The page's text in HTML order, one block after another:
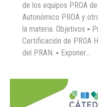
de los equipos PROA
Autonómico PROA y
la materia. Objetivos ▪
Certificación de PROA
del PRAN. ▪ Exponer…